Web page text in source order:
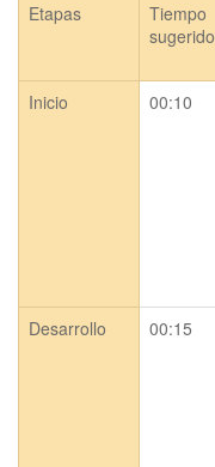
Etapas
Tiempo
sugerido
Inicio 00:10
Desarrollo 00:15